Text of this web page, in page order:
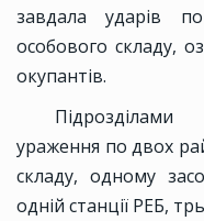
завдала ударів
особового складу,
окупантів.
ураження по двох
складу, одному
одній станції РЕБ,